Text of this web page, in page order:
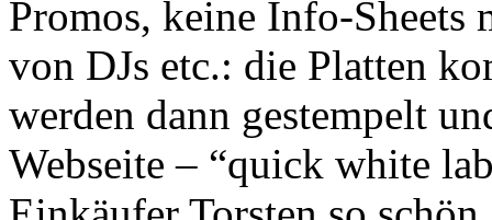
Promos, keine Info-Sheets
von DJs etc.: die Platten
werden dann gestempelt
Webseite – “quick white